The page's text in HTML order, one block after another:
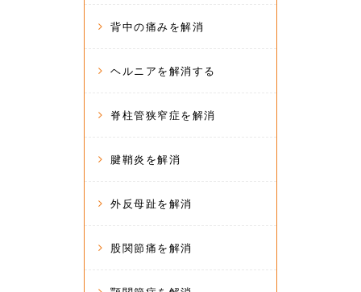
背中の痛みを解消
ヘルニアを解消する
脊柱管狭窄症を解消
腱鞘炎を解消
外反母趾を解消
股関節痛を解消